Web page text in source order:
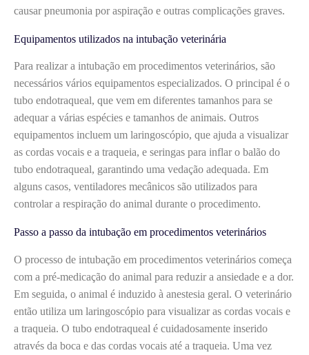
causar pneumonia por aspiração e outras complicações graves.
Equipamentos utilizados na intubação veterinária
Para realizar a intubação em procedimentos veterinários, são
necessários vários equipamentos especializados. O principal é o
tubo endotraqueal, que vem em diferentes tamanhos para se
adequar a várias espécies e tamanhos de animais. Outros
equipamentos incluem um laringoscópio, que ajuda a visualizar
as cordas vocais e a traqueia, e seringas para inflar o balão do
tubo endotraqueal, garantindo uma vedação adequada. Em
alguns casos, ventiladores mecânicos são utilizados para
controlar a respiração do animal durante o procedimento.
Passo a passo da intubação em procedimentos veterinários
O processo de intubação em procedimentos veterinários começa
com a pré-medicação do animal para reduzir a ansiedade e a dor.
Em seguida, o animal é induzido à anestesia geral. O veterinário
então utiliza um laringoscópio para visualizar as cordas vocais e
a traqueia. O tubo endotraqueal é cuidadosamente inserido
através da boca e das cordas vocais até a traqueia. Uma vez